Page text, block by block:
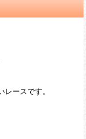
ースです。